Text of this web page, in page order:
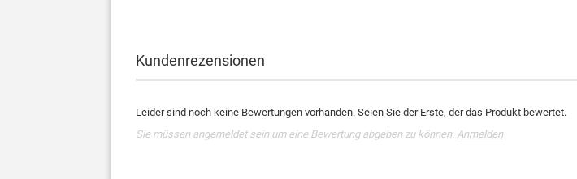
Kundenrezensionen
Leider sind noch keine Bewertungen vorhanden. Seien Sie der Erste, der das Produkt bewertet.
Sie müssen angemeldet sein um eine Bewertung abgeben zu können. Anmelden